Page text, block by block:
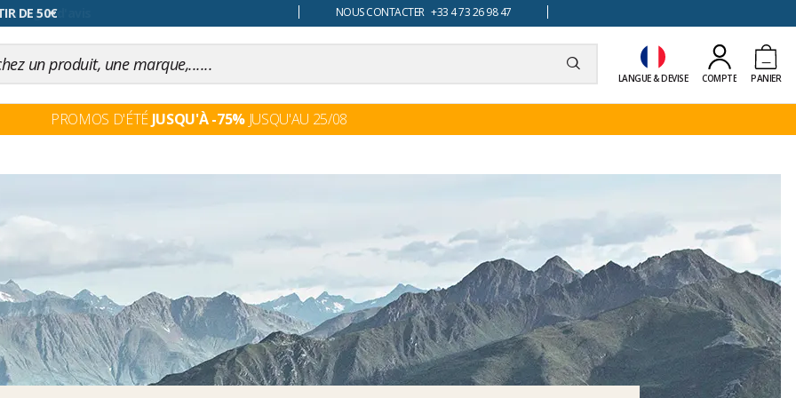
changer d'avis NOUS CONTACTER +33 4 73 26 98 47
LANGUE & DEVISE COMPTE PANIER
PROMOS D'ÉTÉ JUSQU'À -75%JUSQU'AU 25/08